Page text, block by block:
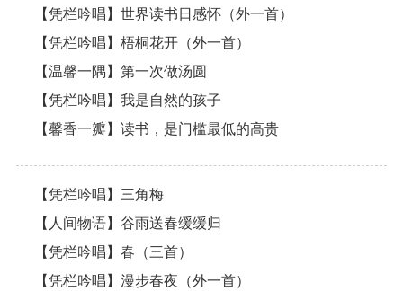
【凭栏吟唱】世界读书日感怀（外一首）
【凭栏吟唱】梧桐花开（外一首）
【温馨一隅】第一次做汤圆
【凭栏吟唱】我是自然的孩子
【馨香一瓣】读书，是门槛最低的高贵
【凭栏吟唱】三角梅
【人间物语】谷雨送春缓缓归
【凭栏吟唱】春（三首）
【凭栏吟唱】漫步春夜（外一首）